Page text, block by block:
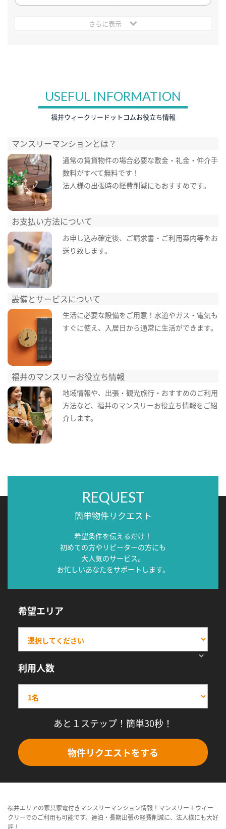
さらに表示
USEFUL INFORMATION
福井ウィークリードットコムお役立ち情報
マンスリーマンションとは？
通常の賃貸物件の場合必要な敷金・礼金・仲介手
数料がすべて無料です！
法人様の出張時の経費削減にもおすすめです。
お支払い方法について
お申し込み確定後、ご請求書・ご利用案内等をお
送り致します。
設備とサービスについて
生活に必要な設備をご用意！水道やガス・電気も
すぐに使え、入居日から通常に生活ができます。
福井のマンスリーお役立ち情報
地域情報や、出張・観光旅行・おすすめのご利用
方法など、福井のマンスリーお役立ち情報をご紹
介します。
REQUEST
簡単物件リクエスト
希望条件を伝えるだけ！
初めての方やリピーターの方にも
大人気のサービス。
お忙しいあなたをサポートします。
希望エリア
利用人数
あと１ステップ！簡単30秒！
物件リクエストをする
福井エリアの家具家電付きマンスリーマンション情報！マンスリー＋ウィー
クリーでのご利用も可能です。連泊・長期出張の経費削減に、法人様にも大好
評！